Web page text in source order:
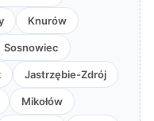
Knurów
Sosnowiec
Jastrzębie-Zdrój
Mikołów